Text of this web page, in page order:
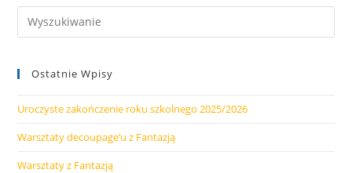
Ostatnie Wpisy
Uroczyste zakończenie roku szkolnego 2025/2026
Warsztaty decoupage’u z Fantazją
Warsztaty z Fantazją